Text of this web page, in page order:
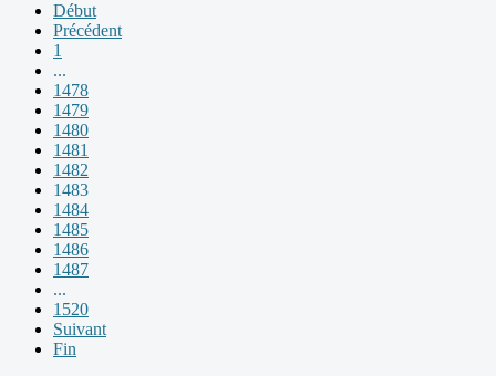
Début
Précédent
1
...
1478
1479
1480
1481
1482
1483
1484
1485
1486
1487
...
1520
Suivant
Fin